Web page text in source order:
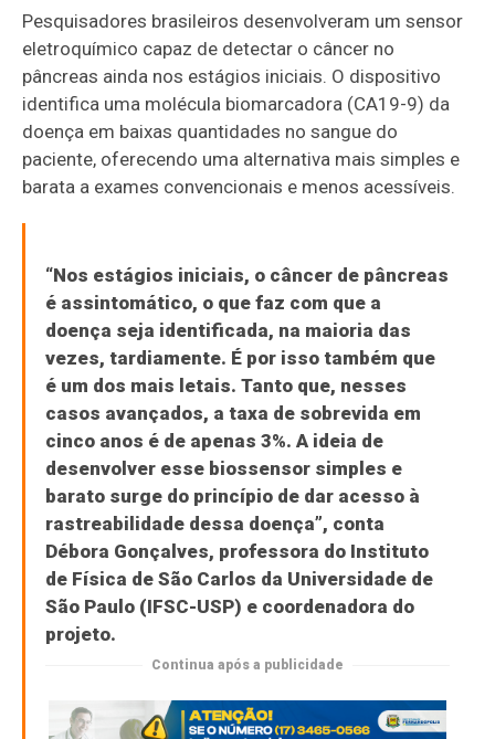
Pesquisadores brasileiros desenvolveram um sensor
eletroquímico capaz de detectar o câncer no
pâncreas ainda nos estágios iniciais. O dispositivo
identifica uma molécula biomarcadora (CA19-9) da
doença em baixas quantidades no sangue do
paciente, oferecendo uma alternativa mais simples e
barata a exames convencionais e menos acessíveis.
“Nos estágios iniciais, o câncer de pâncreas
é assintomático, o que faz com que a
doença seja identificada, na maioria das
vezes, tardiamente. É por isso também que
é um dos mais letais. Tanto que, nesses
casos avançados, a taxa de sobrevida em
cinco anos é de apenas 3%. A ideia de
desenvolver esse biossensor simples e
barato surge do princípio de dar acesso à
rastreabilidade dessa doença”, conta
Débora Gonçalves, professora do Instituto
de Física de São Carlos da Universidade de
São Paulo (IFSC-USP) e coordenadora do
projeto.
Continua após a publicidade